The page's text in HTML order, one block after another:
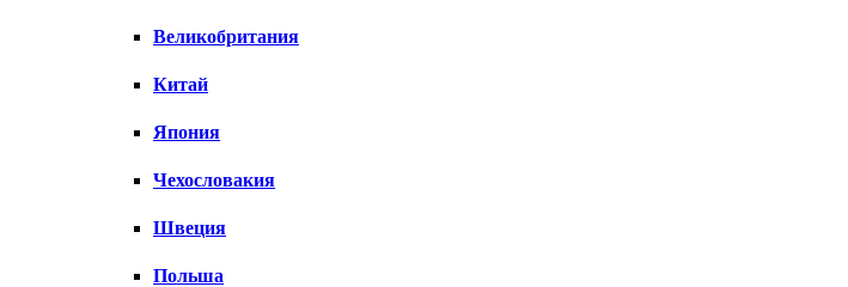
Великобритания
Китай
Япония
Чехословакия
Швеция
Польша